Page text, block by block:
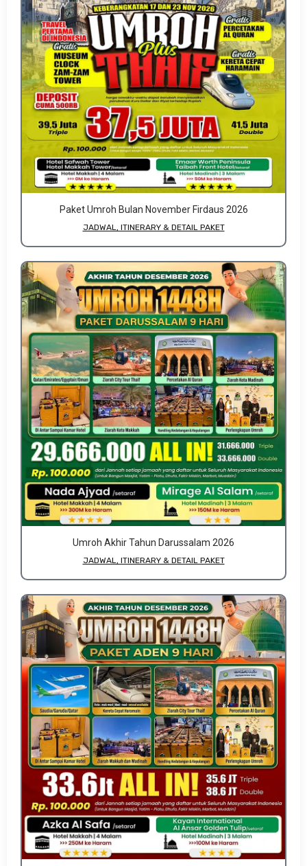
Paket Umroh Bulan November Firdaus 2026
JADWAL, ITINERARY & DETAIL PAKET
Umroh Akhir Tahun Darussalam 2026
JADWAL, ITINERARY & DETAIL PAKET